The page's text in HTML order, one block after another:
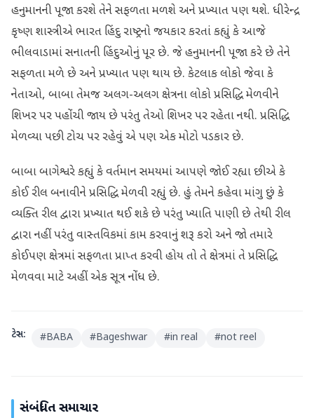
હનુમાનની પૂજા કરશે તેને સફળતા મળશે અને પ્રખ્યાત પણ થશે. ધીરેન્દ્ર
કૃષ્ણ શાસ્ત્રીએ ભારત હિંદુ રાષ્ટ્રનો જયકાર કરતાં કહ્યું કે આજે
ભીલવાડામાં સનાતની હિંદુઓનું પૂર છે. જે હનુમાનની પૂજા કરે છે તેને
સફળતા મળે છે અને પ્રખ્યાત પણ થાય છે. કેટલાક લોકો જેવા કે
નેતાઓ, બાબા તેમજ અલગ-અલગ ક્ષેત્રના લોકો પ્રસિદ્ધિ મેળવીને
શિખર પર પહોંચી જાય છે પરંતુ તેઓ શિખર પર રહેતા નથી. પ્રસિદ્ધિ
મેળવ્યા પછી ટોચ પર રહેવું એ પણ એક મોટો પડકાર છે.
બાબા બાગેશ્વરે કહ્યું કે વર્તમાન સમયમાં આપણે જોઈ રહ્યા છીએ કે
કોઈ રીલ બનાવીને પ્રસિદ્ધિ મેળવી રહ્યું છે. હું તેમને કહેવા માંગુ છું કે
વ્યક્તિ રીલ દ્વારા પ્રખ્યાત થઈ શકે છે પરંતુ ખ્યાતિ પાણી છે તેથી રીલ
દ્વારા નહીં પરંતુ વાસ્તવિકમાં કામ કરવાનું શરૂ કરો અને જો તમારે
કોઈપણ ક્ષેત્રમાં સફળતા પ્રાપ્ત કરવી હોય તો તે ક્ષેત્રમાં તે પ્રસિદ્ધિ
મેળવવા માટે અહીં એક સૂત્ર નોંધ છે.
ટેગ્સ: #BABA #Bageshwar #in real #not reel
સંબંધિત સમાચાર